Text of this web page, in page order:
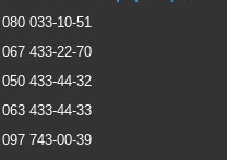
080 033-10-51
067 433-22-70
050 433-44-32
063 433-44-33
097 743-00-39